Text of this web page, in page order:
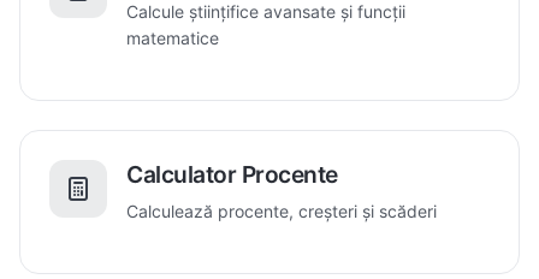
Calcule științifice avansate și funcții
matematice
Calculator Procente
Calculează procente, creșteri și scăderi